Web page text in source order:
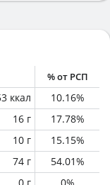
% от РСП
ккал 10.16%
16 г 17.78%
10 г 15.15%
74 г 54.01%